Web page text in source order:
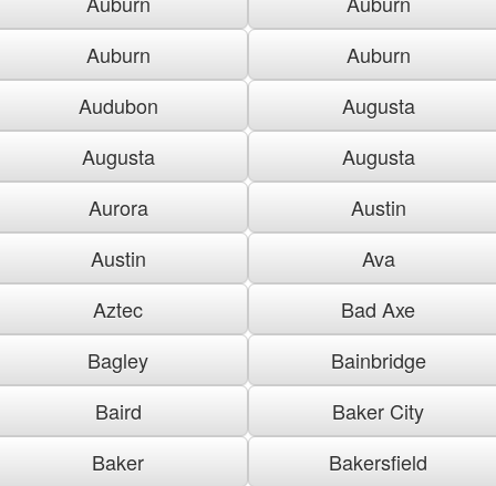
Auburn
Auburn
Audubon
Augusta
Augusta
Augusta
Aurora
Austin
Austin
Ava
Aztec
Bad Axe
Bagley
Bainbridge
Baird
Baker City
Baker
Bakersfield